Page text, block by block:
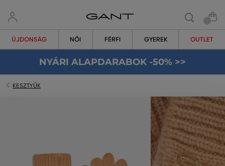
ÚJDONSÁG NŐI FÉRFI GYEREK OUTLET
NYÁRI ALAPDARABOK -50% >>
KESZTYŰK